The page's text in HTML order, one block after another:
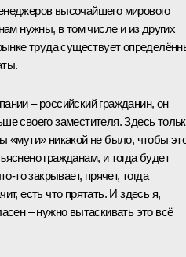
высочайшего мирового
нужны, в том числе и из других
труда существует
– российский гражданин, он
своего заместителя. Здесь
«мути» никакой не было, чтобы
гражданам, и тогда будет
закрывает, прячет, тогда
есть что прятать. И здесь я,
– нужно вытаскивать это всё